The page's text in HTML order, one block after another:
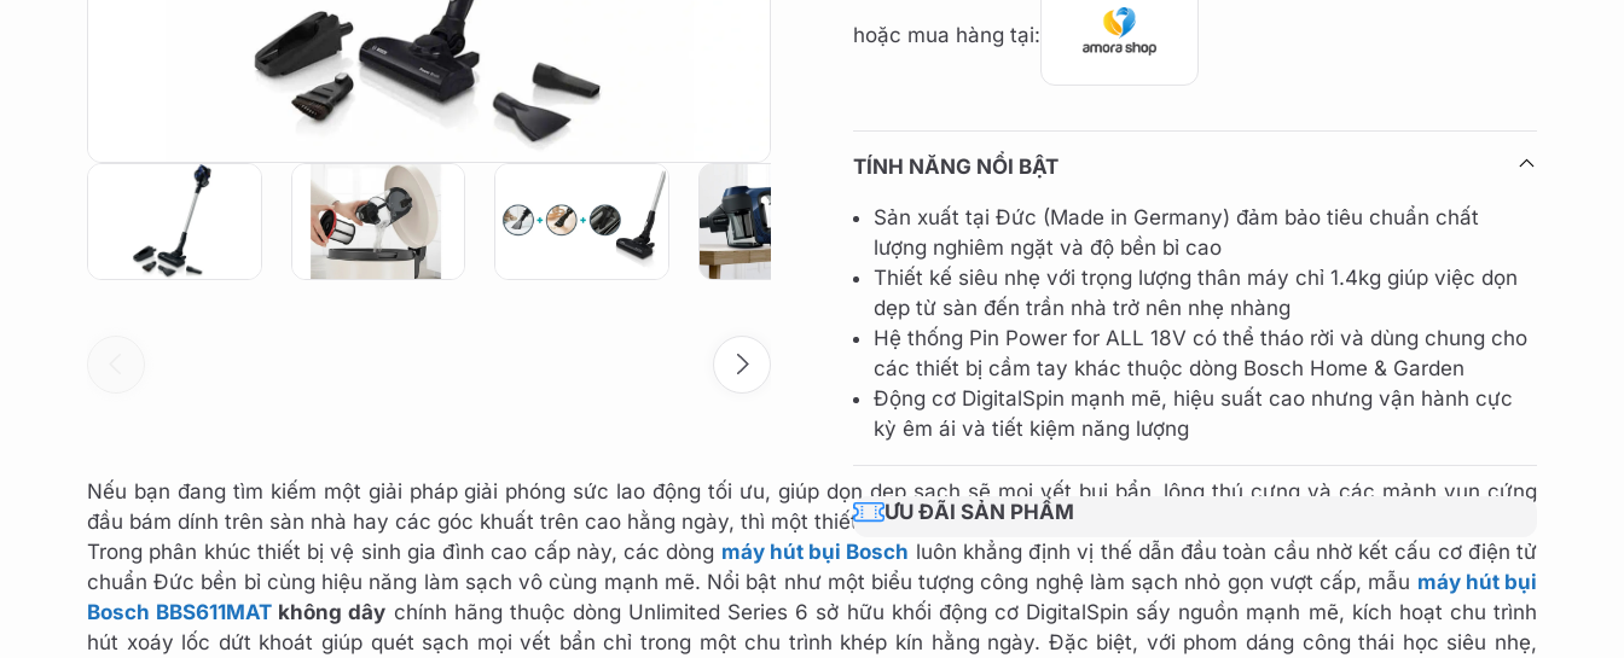
hoặc mua hàng tại:
TÍNH NĂNG NỔI BẬT
Sản xuất tại Đức (Made in Germany) đảm bảo tiêu chuẩn chất
lượng nghiêm ngặt và độ bền bỉ cao
Thiết kế siêu nhẹ với trọng lượng thân máy chỉ 1.4kg giúp việc dọn
dẹp từ sàn đến trần nhà trở nên nhẹ nhàng
Hệ thống Pin Power for ALL 18V có thể tháo rời và dùng chung cho
các thiết bị cầm tay khác thuộc dòng Bosch Home & Garden
Động cơ DigitalSpin mạnh mẽ, hiệu suất cao nhưng vận hành cực
kỳ êm ái và tiết kiệm năng lượng
ƯU ĐÃI SẢN PHẨM
Nếu bạn đang tìm kiếm một giải pháp giải phóng sức lao động tối ưu, giúp dọn dẹp sạch sẽ mọi vết bụi bẩn, lông thú cưng và các mảnh vụn cứng
đầu bám dính trên sàn nhà hay các góc khuất trên cao hằng ngày, thì một thiết bị dọn dẹp cầm tay linh hoạt thế hệ mới chính là câu trả lời hoàn hảo.
Trong phân khúc thiết bị vệ sinh gia đình cao cấp này, các dòng máy hút bụi Bosch luôn khẳng định vị thế dẫn đầu toàn cầu nhờ kết cấu cơ điện tử
chuẩn Đức bền bỉ cùng hiệu năng làm sạch vô cùng mạnh mẽ. Nổi bật như một biểu tượng công nghệ làm sạch nhỏ gọn vượt cấp, mẫu máy hút bụi
Bosch BBS611MAT không dây chính hãng thuộc dòng Unlimited Series 6 sở hữu khối động cơ DigitalSpin sấy nguồn mạnh mẽ, kích hoạt chu trình
hút xoáy lốc dứt khoát giúp quét sạch mọi vết bẩn chỉ trong một chu trình khép kín hằng ngày. Đặc biệt, với phom dáng công thái học siêu nhẹ,